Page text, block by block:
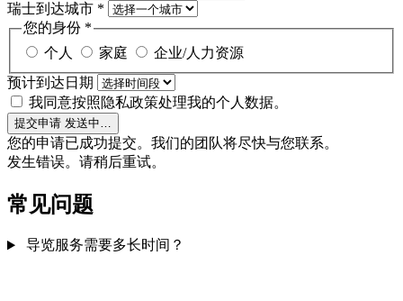
瑞士到达城市 *
您的身份 *
个人
家庭
企业/人力资源
预计到达日期
我同意按照隐私政策处理我的个人数据。
提交申请 发送中…
您的申请已成功提交。我们的团队将尽快与您联系。
发生错误。请稍后重试。
常见问题
导览服务需要多长时间？